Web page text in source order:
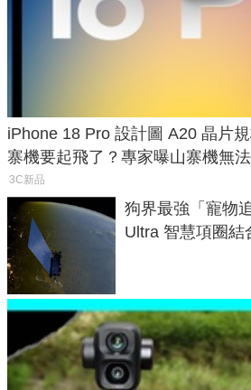
iPhone 18 Pro 設計圖 A20 晶片
寨機要起飛了？專家曝山寨機無
3C新品
狗界最強「寵物
Ultra 智慧項圈結